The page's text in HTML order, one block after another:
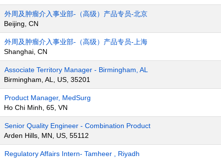
外周及肿瘤介入事业部-（高级）产品专员-北京
Beijing, CN
外周及肿瘤介入事业部-（高级）产品专员-上海
Shanghai, CN
Associate Territory Manager - Birmingham, AL
Birmingham, AL, US, 35201
Product Manager, MedSurg
Ho Chi Minh, 65, VN
Senior Quality Engineer - Combination Product
Arden Hills, MN, US, 55112
Regulatory Affairs Intern- Tamheer , Riyadh